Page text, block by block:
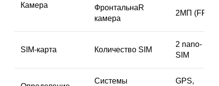
Камера
ФронтальнаR
камера
2МП (FF)
SIМ-карта Количество SIM
2 nano-
SIM
Системы
GPS,